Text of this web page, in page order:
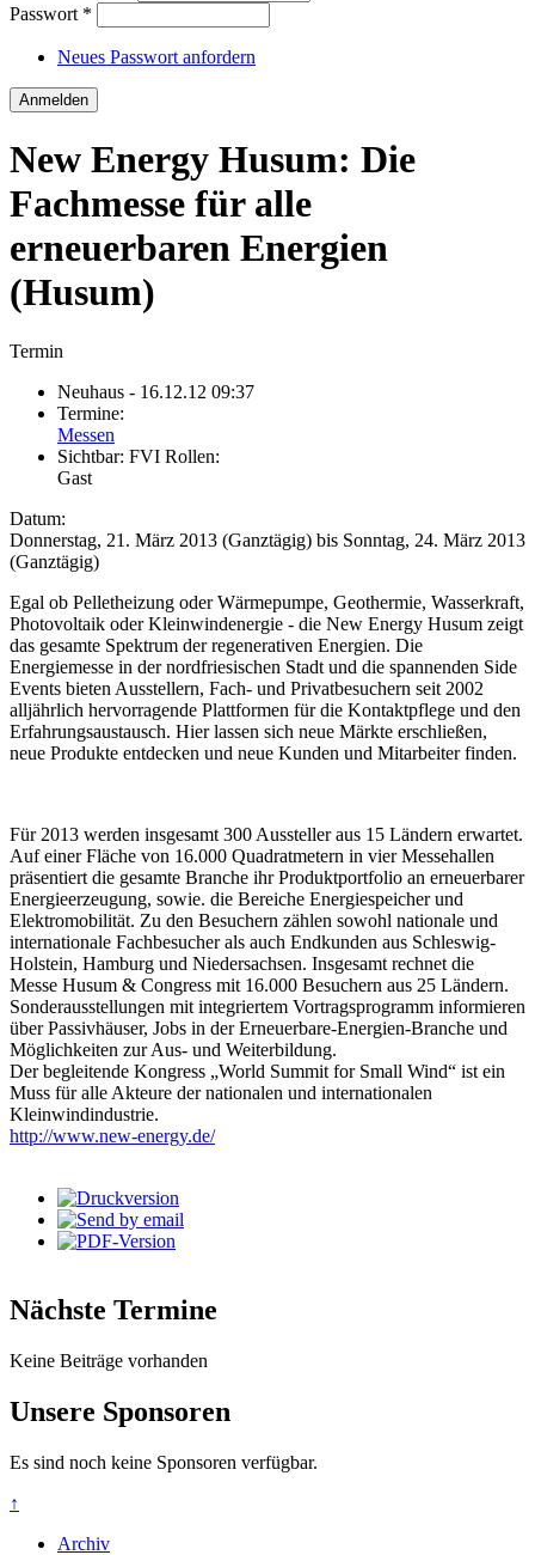
Passwort *
Neues Passwort anfordern
New Energy Husum: Die
Fachmesse für alle
erneuerbaren Energien
(Husum)
Termin
Neuhaus - 16.12.12 09:37
Termine:
Messen
Sichtbar: FVI Rollen:
Gast
Datum:
Donnerstag, 21. März 2013 (Ganztägig) bis Sonntag, 24. März 2013
(Ganztägig)
Egal ob Pelletheizung oder Wärmepumpe, Geothermie, Wasserkraft,
Photovoltaik oder Kleinwindenergie - die New Energy Husum zeigt
das gesamte Spektrum der regenerativen Energien. Die
Energiemesse in der nordfriesischen Stadt und die spannenden Side
Events bieten Ausstellern, Fach- und Privatbesuchern seit 2002
alljährlich hervorragende Plattformen für die Kontaktpflege und den
Erfahrungsaustausch. Hier lassen sich neue Märkte erschließen,
neue Produkte entdecken und neue Kunden und Mitarbeiter finden.
Für 2013 werden insgesamt 300 Aussteller aus 15 Ländern erwartet.
Auf einer Fläche von 16.000 Quadratmetern in vier Messehallen
präsentiert die gesamte Branche ihr Produktportfolio an erneuerbarer
Energieerzeugung, sowie. die Bereiche Energiespeicher und
Elektromobilität. Zu den Besuchern zählen sowohl nationale und
internationale Fachbesucher als auch Endkunden aus Schleswig-
Holstein, Hamburg und Niedersachsen. Insgesamt rechnet die
Messe Husum & Congress mit 16.000 Besuchern aus 25 Ländern.
Sonderausstellungen mit integriertem Vortragsprogramm informieren
über Passivhäuser, Jobs in der Erneuerbare-Energien-Branche und
Möglichkeiten zur Aus- und Weiterbildung.
Der begleitende Kongress „World Summit for Small Wind“ ist ein
Muss für alle Akteure der nationalen und internationalen
Kleinwindindustrie.
http://www.new-energy.de/
Nächste Termine
Keine Beiträge vorhanden
Unsere Sponsoren
Es sind noch keine Sponsoren verfügbar.
↑
Archiv